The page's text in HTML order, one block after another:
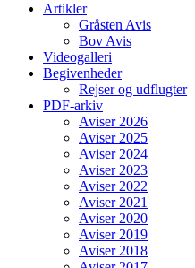
Artikler
Gråsten Avis
Bov Avis
Videogalleri
Begivenheder
Rejser og udflugter
PDF-arkiv
Aviser 2026
Aviser 2025
Aviser 2024
Aviser 2023
Aviser 2022
Aviser 2021
Aviser 2020
Aviser 2019
Aviser 2018